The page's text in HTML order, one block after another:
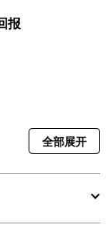
报
全部展开